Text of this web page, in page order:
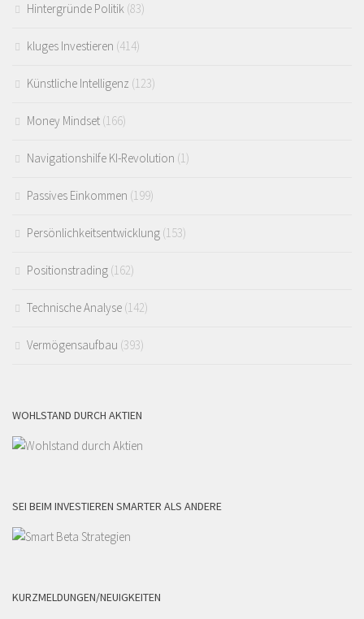
Hintergründe Politik (83)
kluges Investieren (414)
Künstliche Intelligenz (123)
Money Mindset (166)
Navigationshilfe KI-Revolution (1)
Passives Einkommen (199)
Persönlichkeitsentwicklung (153)
Positionstrading (162)
Technische Analyse (142)
Vermögensaufbau (393)
WOHLSTAND DURCH AKTIEN
SEI BEIM INVESTIEREN SMARTER ALS ANDERE
KURZMELDUNGEN/NEUIGKEITEN